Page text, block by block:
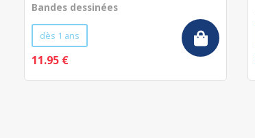
Bandes dessinées
dès 1 ans
11.95 €